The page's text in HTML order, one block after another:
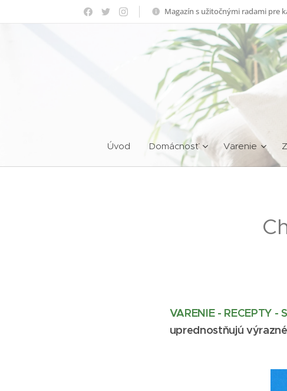
Magazín s užitočnými radami pre
Úvod Domácnosť Varenie
VARENIE - RECEPTY -
uprednostňujú